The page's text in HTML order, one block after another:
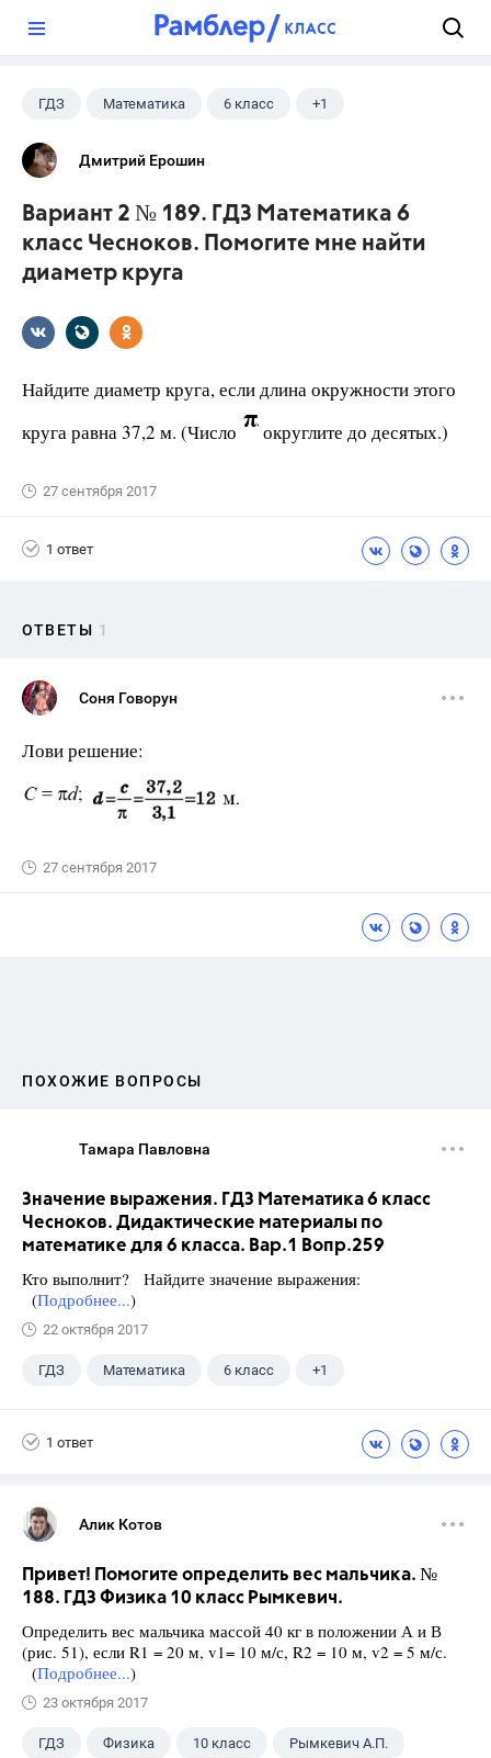
ГДЗ Математика 6 класс +1
Чесноков А.С.
Дмитрий Ерошин
Вариант 2 № 189. ГДЗ Математика 6
класс Чесноков. Помогите мне найти
диаметр круга
Найдите диаметр круга, если длина окружности этого
круга равна 37,2 м. (Число
округлите до десятых.)
27 сентября 2017
1 ответ
ОТВЕТЫ 1
Соня Говорун
Лови решение:
27 сентября 2017
ПОХОЖИЕ ВОПРОСЫ
Тамара Павловна
Значение выражения. ГДЗ Математика 6 класс
Чесноков. Дидактические материалы по
математике для 6 класса. Вар.1 Вопр.259
Кто выполнит? Найдите значение выражения:
(Подробнее...)
22 октября 2017
ГДЗ Математика 6 класс +1
1 ответ
Алик Котов
Привет! Помогите определить вес мальчика. №
188. ГДЗ Физика 10 класс Рымкевич.
Определить вес мальчика массой 40 кг в положении А и В
(рис. 51), если R1 = 20 м, v1= 10 м/с, R2 = 10 м, v2 = 5 м/с.
(Подробнее...)
23 октября 2017
ГДЗ Физика 10 класс Рымкевич А.П.